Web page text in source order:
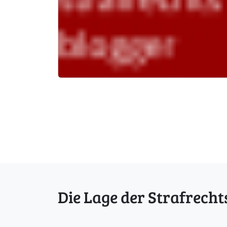
Die Lage der